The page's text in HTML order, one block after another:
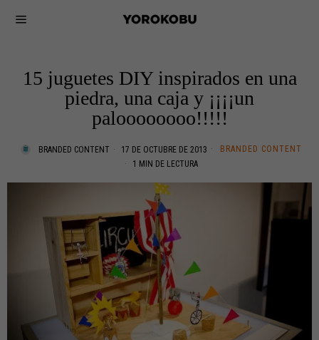
15 juguetes DIY inspirados en una
piedra, una caja y ¡¡¡¡un
paloooooooo!!!!!
BRANDED CONTENT 17 DE OCTUBRE DE 2013
BRANDED CONTENT
1 MIN DE LECTURA